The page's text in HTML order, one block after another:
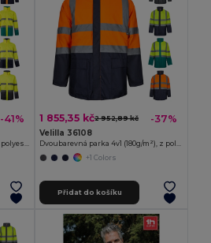
-41%
Dvoubarevná parka (190 g/m²), z polyesteru (100 %), s PU zátěrem
1 855,35 kč2 952,89 kč -37%
Velilla 36108
Dvoubarevná parka 4v1 (180g/m²), z polyesteru (100%) s PU zátěrem
+1 Colors
Přidat do košíku